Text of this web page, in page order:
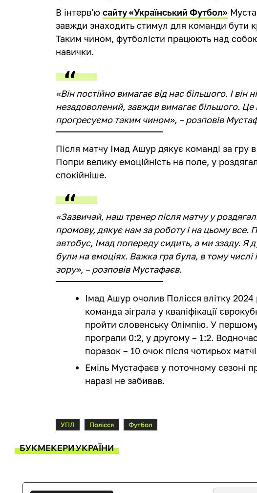
В інтерв'юсайту «Український Футбол»
завжди знаходить стимул для команди бути
Таким чином, футболісти працюють над
навички.
«Він постійно вимагає від нас більшого. І він
незадоволений, завжди вимагає більшого.
прогресуємо таким чином», – розповів
Після матчу Імад Ашур дякує команді за гру
Попри велику емоційність на поле, у
спокійніше.
«Зазвичай, наш тренер після матчу у
промову, дякує нам за роботу і на цьому все.
автобус, Імад попереду сидить, а ми ззаду. Я
були на емоціях. Важка гра була, в тому числі
зору», – розповів Мустафаєв.
Імад Ашур очолив Полісся влітку
команда зіграла у кваліфікації
пройти словенську Олімпію. У
програли 0:2, у другому – 1:2.
поразок – 10 очок після чотирьох
Еміль Мустафаєв у поточному сезоні
наразі не забивав.
УПЛ Полісся Футбол
БУКМЕКЕРИ УКРАЇНИ